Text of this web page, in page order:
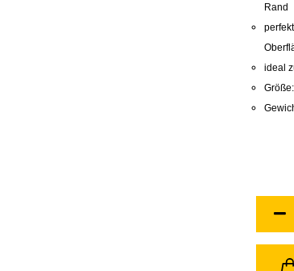
Rand
ideal